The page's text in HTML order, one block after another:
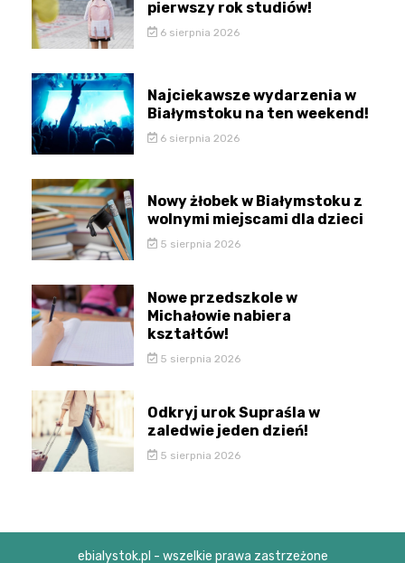
pierwszy rok studiów!
6 sierpnia 2026
Najciekawsze wydarzenia w
Białymstoku na ten weekend!
6 sierpnia 2026
Nowy żłobek w Białymstoku z
wolnymi miejscami dla dzieci
5 sierpnia 2026
Nowe przedszkole w
Michałowie nabiera
kształtów!
5 sierpnia 2026
Odkryj urok Supraśla w
zaledwie jeden dzień!
5 sierpnia 2026
ebialystok.pl - wszelkie prawa zastrzeżone